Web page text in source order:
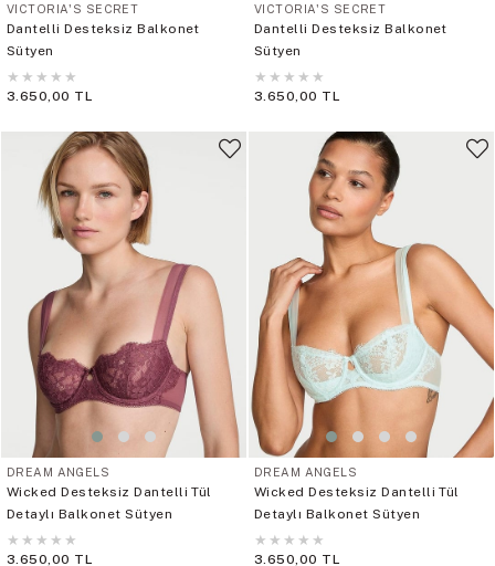
VICTORIA'S SECRET
Dantelli Desteksiz Balkonet
Sütyen
★ ★ ★ ★ ★
3.650,00 TL
VICTORIA'S SECRET
Dantelli Desteksiz Balkonet
Sütyen
★ ★ ★ ★ ★
3.650,00 TL
DREAM ANGELS
Wicked Desteksiz Dantelli Tül
Detaylı Balkonet Sütyen
★ ★ ★ ★ ★
3.650,00 TL
DREAM ANGELS
Wicked Desteksiz Dantelli Tül
Detaylı Balkonet Sütyen
★ ★ ★ ★ ★
3.650,00 TL